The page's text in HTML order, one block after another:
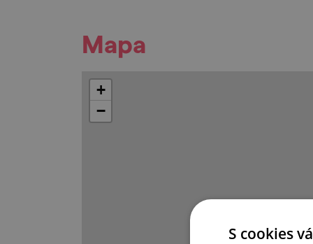
Mapa
+
−
S cookies